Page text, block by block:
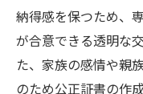
納得感を保つため、
が合意できる透明な
た、家族の感情や親